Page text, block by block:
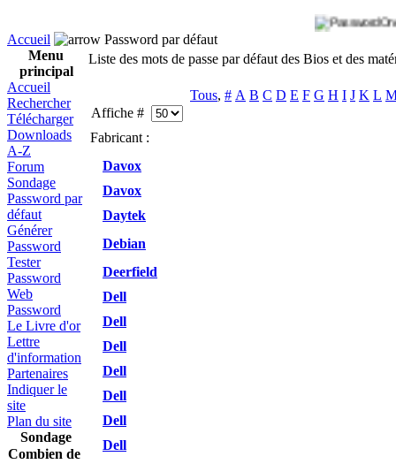
Accueil
Password par défaut
Menu
principal
Accueil
Rechercher
Télécharger
Downloads
A-Z
Forum
Sondage
Password par
défaut
Générer
Password
Tester
Password
Web
Password
Le Livre d'or
Lettre
d'information
Partenaires
Indiquer le
site
Plan du site
Sondage
Combien de
Liste des mots de passe par défaut des Bios et des
Tous, # A B C D E F G H I J K L
Affiche #
Fabricant :
Davox
Davox
Daytek
Debian
Deerfield
Dell
Dell
Dell
Dell
Dell
Dell
Dell